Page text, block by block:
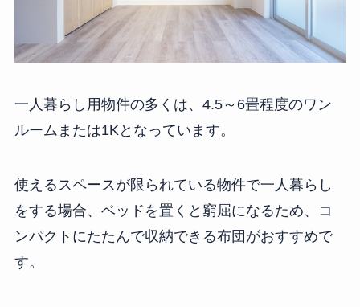
一人暮らし用物件の多くは、4.5～6畳程度のワン
ルームまたは1Kとなっています。
使えるスペースが限られている物件で一人暮らし
をする場合、ベッドを置くと窮屈になるため、コ
ンパクトにたたんで収納できる布団がおすすめで
す。